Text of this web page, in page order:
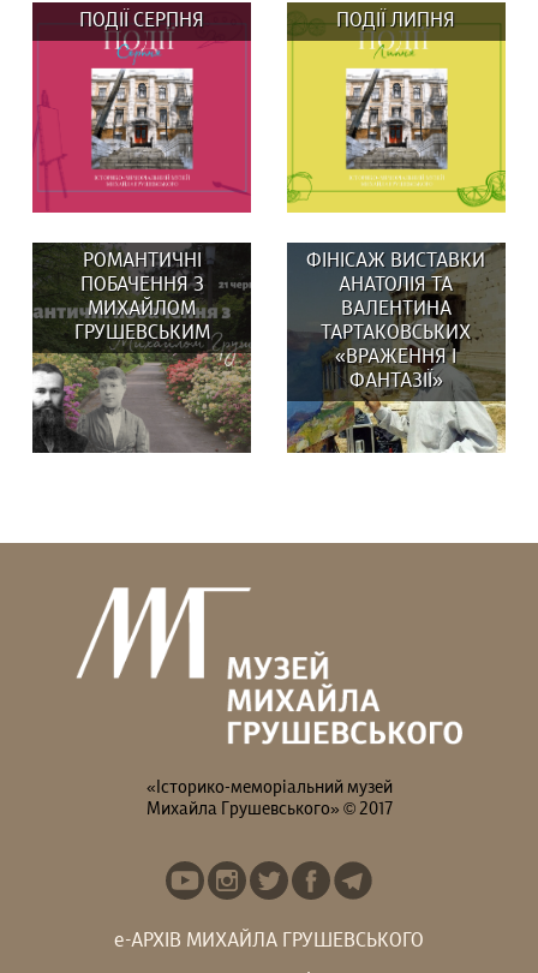
ПОДІЇ СЕРПНЯ
ВИСТАВКИ: 29 та 30
серпня о 14:00
Вистав(к)а...
ПОДІЇ ЛИПНЯ
У липні в музеї:
ВИСТАВКИ: Вистав(к)а
«СВОЇ/ЧУЖІ ЛЮДИ,...
РОМАНТИЧНІ
ПОБАЧЕННЯ З
МИХАЙЛОМ
ГРУШЕВСЬКИМ
Гадаєте, що Михайло
Грушевський усе життя
був “батьком...
ФІНІСАЖ ВИСТАВКИ
АНАТОЛІЯ ТА
ВАЛЕНТИНА
ТАРТАКОВСЬКИХ
«ВРАЖЕННЯ І
ФАНТАЗІЇ»
«Історико-меморіальний музей
Михайла Грушевського» © 2017
е-АРХІВ МИХАЙЛА ГРУШЕВСЬКОГО